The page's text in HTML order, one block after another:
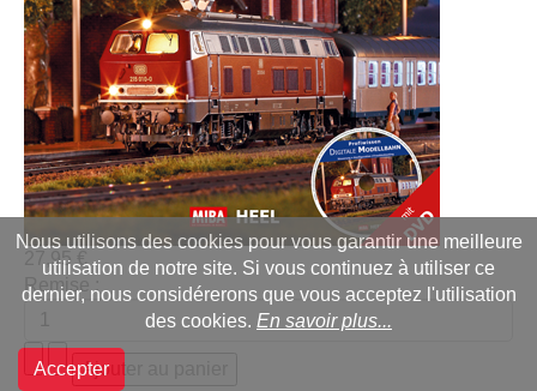
27,95 €
Remise :
Nous utilisons des cookies pour vous garantir une meilleure
utilisation de notre site. Si vous continuez à utiliser ce
dernier, nous considérerons que vous acceptez l'utilisation
des cookies. En savoir plus...
Accepter